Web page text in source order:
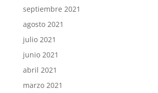
septiembre 2021
agosto 2021
julio 2021
junio 2021
abril 2021
marzo 2021